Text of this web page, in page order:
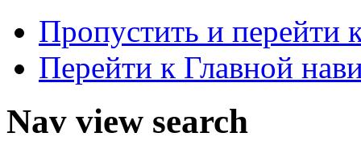
Пропустить и перейти
Перейти к Главной
Nav view search